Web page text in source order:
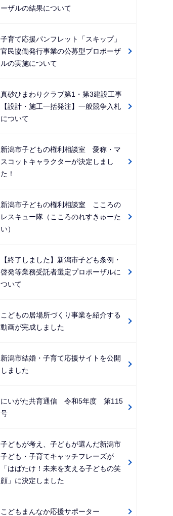
ーザルの結果について
子育て応援パンフレット「スキップ」
官民協働発行事業の公募型プロポーザ
ルの実施について
真砂ひまわりクラブ第1・第3建設工事
【設計・施工一括発注】一般競争入札
について
新潟市子どもの権利相談室 愛称・マ
スコットキャラクターが決定しまし
た！
新潟市子どもの権利相談室 こころの
レスキュー隊（こころのれすきゅーた
い）
【終了しました】新潟市子ども条例・
啓発等業務受託者選定プロポーザルに
ついて
こどもの居場所づくり事業を紹介する
動画が完成しました
新潟市結婚・子育て応援サイトを公開
しました
にいがた共育通信 令和5年度 第115
号
子どもが考え、子どもが選んだ新潟市
子ども・子育てキャッチフレーズが
「はばたけ！未来を支える子どもの笑
顔」に決定しました
こどもまんなか応援サポーター